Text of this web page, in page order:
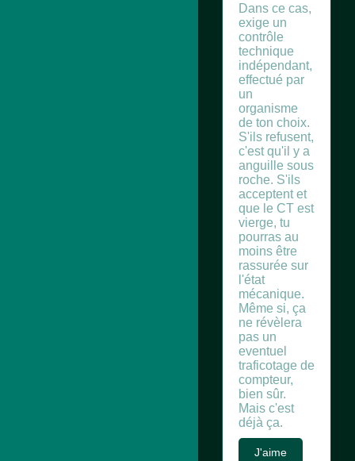
Dans ce cas,
exige un
contrôle
technique
indépendant,
effectué par
un
organisme
de ton choix.
S'ils refusent,
c'est qu'il y a
anguille sous
roche. S'ils
acceptent et
que le CT est
vierge, tu
pourras au
moins être
rassurée sur
l'état
mécanique.
Même si, ça
ne révèlera
pas un
eventuel
traficotage de
compteur,
bien sûr.
Mais c'est
déjà ça.
J'aime